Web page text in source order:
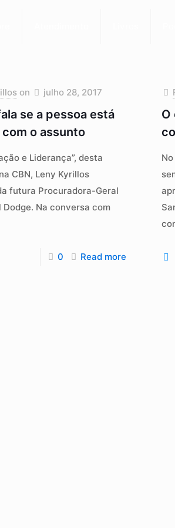
on julho 28, 2017
se a pessoa está
o assunto
e Liderança”, desta
CBN, Leny Kyrillos
futura Procuradora-Geral
Dodge. Na conversa com
0 Read more
O